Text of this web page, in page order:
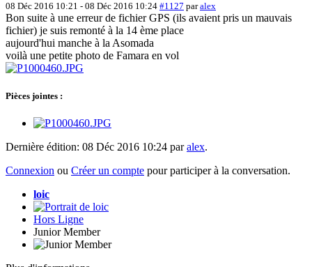
08 Déc 2016 10:21 - 08 Déc 2016 10:24 #1127 paralex
Bon suite à une erreur de fichier GPS (ils avaient pris un mauvais
fichier) je suis remonté à la 14 ème place
aujourd'hui manche à la Asomada
voilà une petite photo de Famara en vol
Pièces jointes :
Dernière édition: 08 Déc 2016 10:24 paralex.
Connexion ou Créer un compte pour participer à la conversation.
loic
Hors Ligne
Junior Member